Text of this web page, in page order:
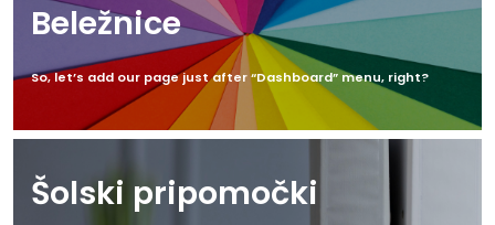
Beležnice
So, let’s add our page just after “Dashboard” menu, right?
Šolski pripomočki